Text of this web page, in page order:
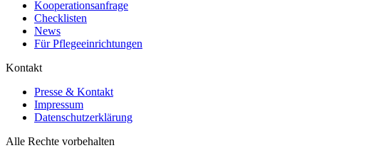
Kooperationsanfrage
Checklisten
News
Für Pflegeeinrichtungen
Kontakt
Presse & Kontakt
Impressum
Datenschutzerklärung
Alle Rechte vorbehalten